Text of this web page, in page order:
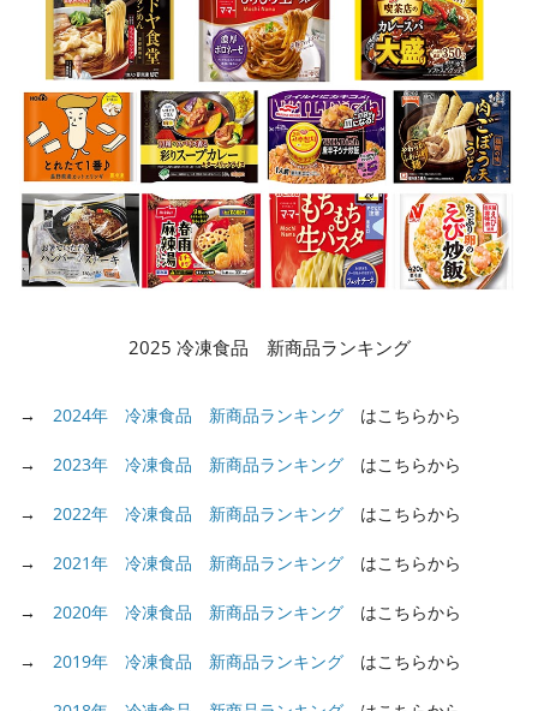
2025 冷凍食品 新商品ランキング
→ 2024年 冷凍食品 新商品ランキング はこちらから
→ 2023年 冷凍食品 新商品ランキング はこちらから
→ 2022年 冷凍食品 新商品ランキング はこちらから
→ 2021年 冷凍食品 新商品ランキング はこちらから
→ 2020年 冷凍食品 新商品ランキング はこちらから
→ 2019年 冷凍食品 新商品ランキング はこちらから